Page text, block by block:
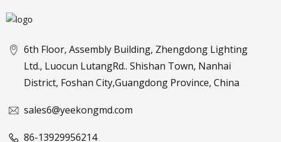
6th Floor, Assembly Building, Zhengdong Lighting
Ltd., Luocun LutangRd.. Shishan Town, Nanhai
District, Foshan City,Guangdong Province, China
sales6@yeekongmd.com
86-13929956214